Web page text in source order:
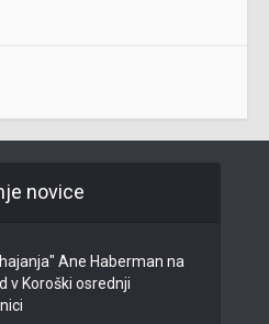
novice
Ane Haberman na
v Koroški osrednji